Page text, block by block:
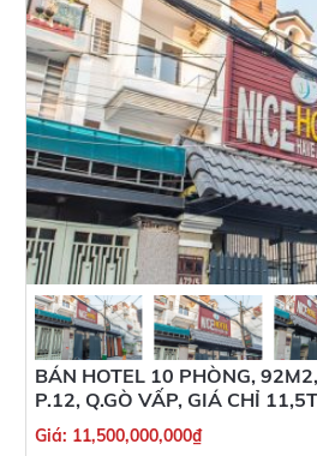
BÁN HOTEL 10 PHÒNG,
P.12, Q.GÒ VẤP, GIÁ CHỈ
Giá: 11,500,000,000₫